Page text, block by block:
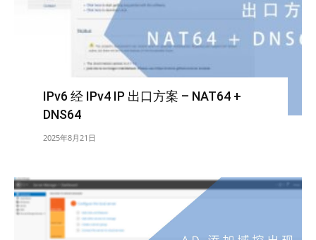
IPv6 经 IPv4 IP 出口方案 – NAT64 +
DNS64
2025年8月21日